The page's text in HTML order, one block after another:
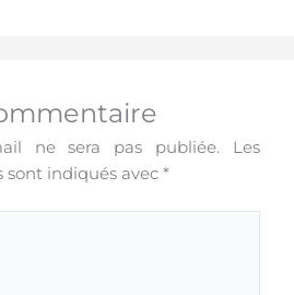
ne sera pas publiée.
Les
sont indiqués avec*